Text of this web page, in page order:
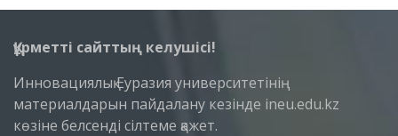
Құрметті сайттың келушісі!
Инновациялық Еуразия университетінің
материалдарын пайдалану кезінде ineu.edu.kz
көзіне белсенді сілтеме қажет.